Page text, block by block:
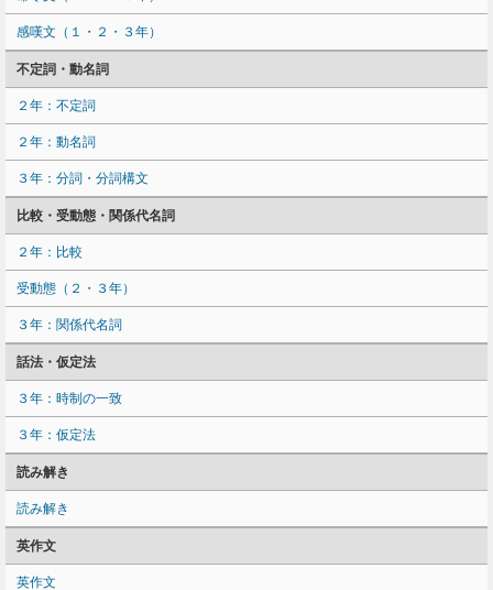
感嘆文（１・２・３年）
不定詞・動名詞
２年：不定詞
２年：動名詞
３年：分詞・分詞構文
比較・受動態・関係代名詞
２年：比較
受動態（２・３年）
３年：関係代名詞
話法・仮定法
３年：時制の一致
３年：仮定法
読み解き
読み解き
英作文
英作文